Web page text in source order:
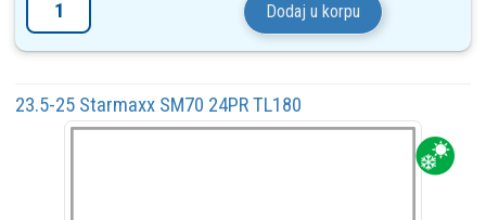
Dodaj u korpu
23.5-25 Starmaxx SM70 24PR TL180